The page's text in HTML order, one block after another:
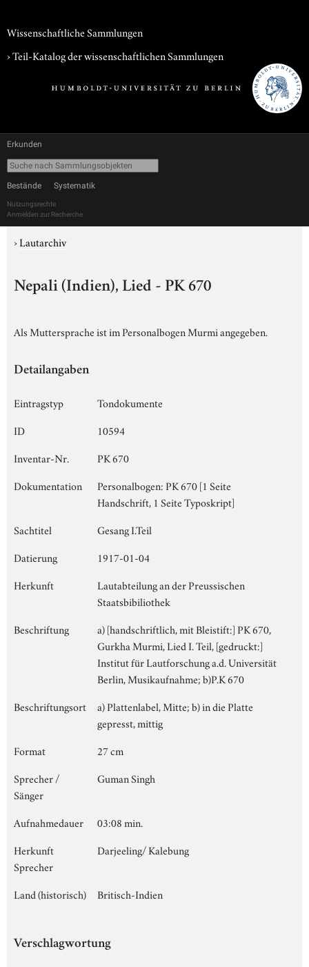
Wissenschaftliche Sammlungen
› Teil-Katalog der wissenschaftlichen Sammlungen
Erkunden
Bestände Systematik
Nutzungsrechte
Anmelden zur Recherche
›Lautarchiv
Nepali (Indien), Lied - PK 670
Als Muttersprache ist im Personalbogen Murmi angegeben.
Detailangaben
Eintragstyp
Tondokumente
ID
10594
Inventar-Nr.
PK 670
Dokumentation
Personalbogen: PK 670 [1 Seite
Handschrift, 1 Seite Typoskript]
Sachtitel
Gesang I.Teil
Datierung
1917-01-04
Herkunft
Lautabteilung an der Preussischen
Staatsbibiliothek
Beschriftung
a) [handschriftlich, mit Bleistift:] PK 670,
Gurkha Murmi, Lied I. Teil, [gedruckt:]
Institut für Lautforschung a.d. Universität
Berlin, Musikaufnahme; b)P.K 670
Beschriftungsort
a) Plattenlabel, Mitte; b) in die Platte
gepresst, mittig
Format
27 cm
Sprecher /
Sänger
Guman Singh
Aufnahmedauer
03:08 min.
Herkunft
Sprecher
Darjeeling/ Kalebung
Land (historisch) Britisch-Indien
Verschlagwortung